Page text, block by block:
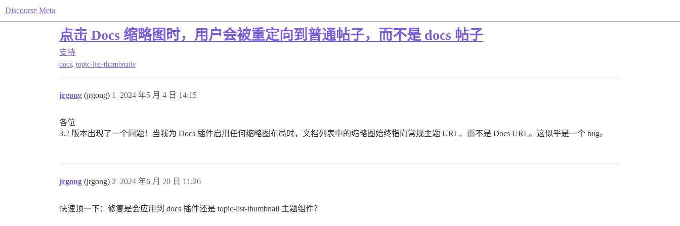
Discourse Meta
点击 Docs 缩略图时，用户会被重定向到普通帖子，而不是 docs 帖子
支持
docs, topic-list-thumbnails
jrgong (jrgong) 2024 年5 月 4 日 14:15
1
各位
3.2 版本出现了一个问题！当我为 Docs 插件启用任何缩略图布局时，文档列表中的缩略图始终指向常规主题 URL，而不是 Docs URL。这似乎是一个 bug。
jrgong (jrgong) 2024 年6 月 20 日 11:26
2
快速顶一下：修复是会应用到 docs 插件还是 topic-list-thumbnail 主题组件？